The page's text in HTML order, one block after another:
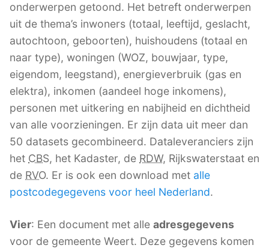
onderwerpen getoond. Het betreft onderwerpen
uit de thema’s inwoners (totaal, leeftijd, geslacht,
autochtoon, geboorten), huishoudens (totaal en
naar type), woningen (WOZ, bouwjaar, type,
eigendom, leegstand), energieverbruik (gas en
elektra), inkomen (aandeel hoge inkomens),
personen met uitkering en nabijheid en dichtheid
van alle voorzieningen. Er zijn data uit meer dan
50 datasets gecombineerd. Dataleveranciers zijn
het CBS, het Kadaster, de RDW, Rijkswaterstaat en
de RVO. Er is ook een download met alle
postcodegegevens voor heel Nederland.
Vier: Een document met alle adresgegevens
voor de gemeente Weert. Deze gegevens komen